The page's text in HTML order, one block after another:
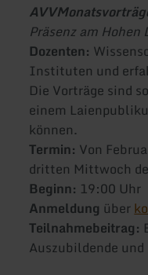
Präsenz am
Dozenten:
Instituten und
Die Vorträge sind
einem
können.
Termin: Von
dritten Mittwoch
Beginn: 19:00 Uhr
Anmeldung über
Teilnahmebeitrag:
Auszubildende